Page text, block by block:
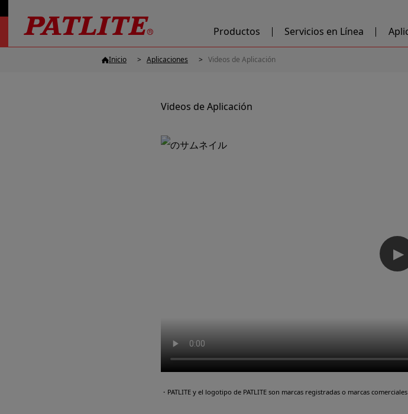
Productos Servicios en Línea
Inicio Aplicaciones Videos de Aplicación
Videos de Aplicación
▶
・PATLITE y el logotipo de PATLITE son marcas registradas o marcas